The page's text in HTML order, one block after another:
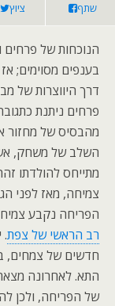
שתף ציוץ
הנוכחות של פרחים
בענפים מסוימים;
דרך היווצרות של
פרחים ניתנת
מהבסיס של מחזור
השלב של משחק,
מתייחס להולדתו
צמיחה, מאז לפני
הפריחה נקבע
רב הראשי של צפת.
חדשים של צמחים,
התא. לאחרונה
של הפריחה, ולכן